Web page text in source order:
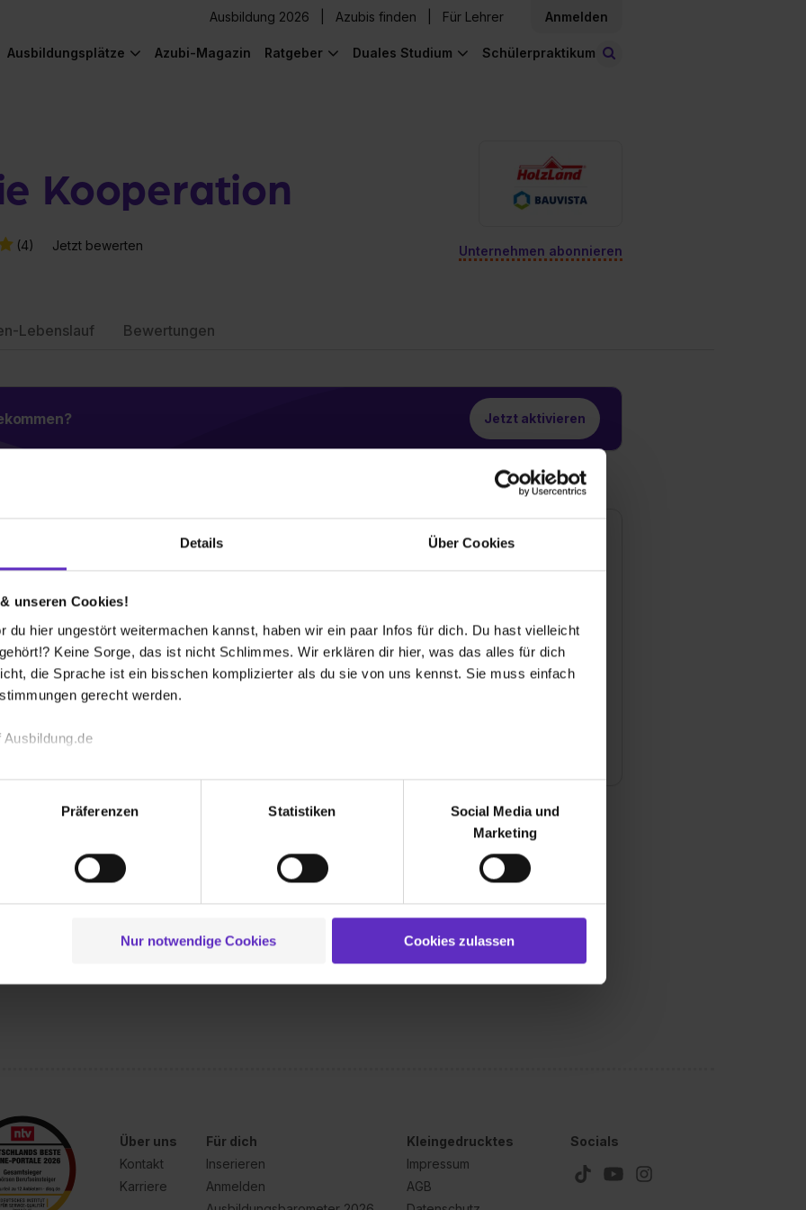
Details Über Cookies
unseren Cookies!
du hier ungestört weitermachen kannst, haben wir ein paar Infos für dich. Du hast vielleicht
Keine Sorge, das ist nicht Schlimmes. Wir erklären dir hier, was das alles für dich
die Sprache ist ein bisschen komplizierter als du sie von uns kennst. Sie muss einfach
gerecht werden.
Funktion unserer Webseite („Notwendig“), um von dir bei Benutzung der
zu speichern ( „Präferenzen“), die Zugriffe auf unsere Webseite zu analysieren
zu deiner Verwendung unserer Website an unsere Partner für soziale Medien, Werbung
um Inhalte und Anzeigen zu personalisieren („Social Media und Marketing“). Unsere
möglicherweise mit weiteren Daten zusammen, die du ihnen bereitgestellt hast oder die
separaten Aktivierung von „Social Media und Marketing“ bist du auch damit
der Cookies externe Inhalte (z.B. Videos oder Posts) angezeigt und hierfür
Weitere Informationen zu den einzelnen Cookies findest du durch Klick auf
Datenschutzerklärung, Impressum
Präferenzen Statistiken
Social Media und
Marketing
Nur notwendige Cookies Cookies zulassen
Ausbildung 2026 Azubis finden Für Lehrer Anmelden
Ausbildungsplätze Azubi-Magazin Ratgeber Duales Studium Schülerpraktikum
Kooperation
(4) Jetzt bewerten Unternehmen abonnieren
Lebenslauf Bewertungen
Jetzt aktivieren
HolzLand GmbH - Die
(+49) 2 31 / 53 46 40-0
E-Mail anzeigen
zusammenfinden, um die Holzbranche auf die
bei einem HolzLand Mitglied oder gar in
dazugehörige Branche von einer vielseitigen,
für kleine regionale, als auch für internationale
von Baumärkten und Baustoff-
als fester Ansprechpartner für den realen
erfolgreich zusammen, um den Anforderungen
rund um Bauen und Sanieren bestmöglich zu
für die Belange des jeweils anderen zur
Über uns
Kontakt
Karriere
Für dich
Inserieren
Anmelden
Kleingedrucktes
Impressum
AGB
Socials